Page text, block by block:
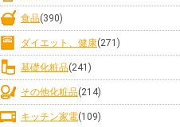
食品(390)
ダイエット、健康(271)
基礎化粧品(241)
その他化粧品(214)
キッチン家電(109)